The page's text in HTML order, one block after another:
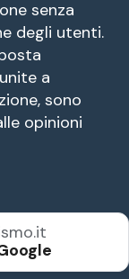
senza
degli utenti.
a
sono
opinioni